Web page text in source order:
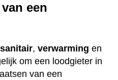
een
sanitair, verwarming en
om een loodgieter in
van een